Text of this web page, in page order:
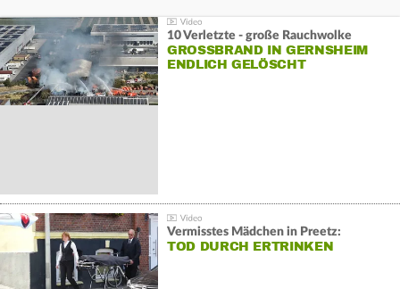
10 Verletzte - große Rauchwolke
GROSSBRAND IN GERNSHEIM E
NDLICH GELÖSCHT
Vermisstes Mädchen in Preetz:
TOD DURCH ERTRINKEN